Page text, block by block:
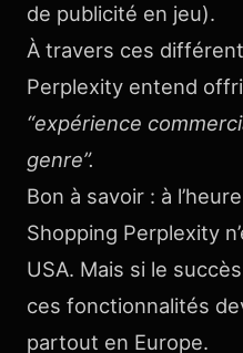
de publicité en jeu).
À travers ces
Perplexity entend
“expérience
genre”.
Bon à savoir : à
Shopping Perplexity
USA. Mais si le
ces fonctionnalités
partout en Europe.